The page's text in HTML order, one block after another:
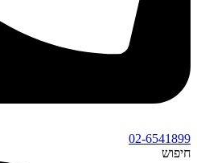
02-6541899
חיפוש